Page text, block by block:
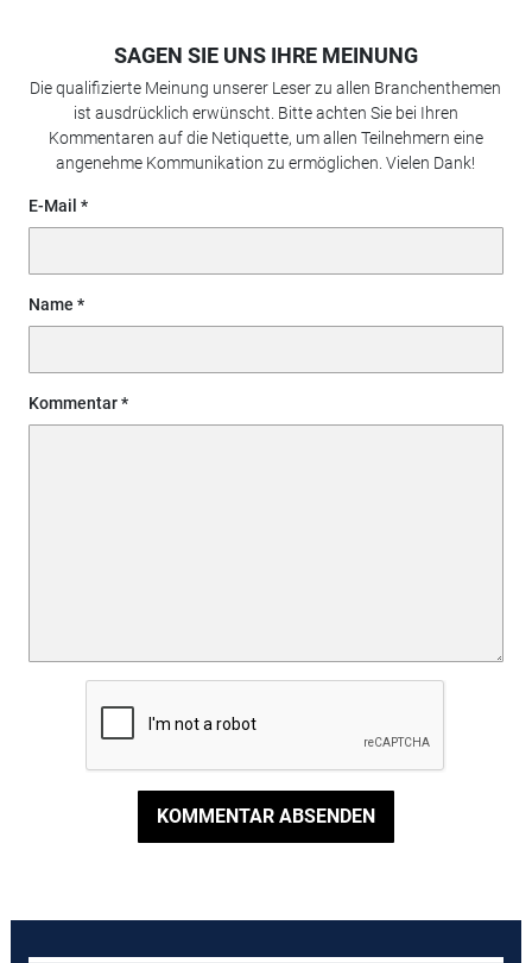
SAGEN SIE UNS IHRE MEINUNG
Die qualifizierte Meinung unserer Leser zu allen Branchenthemen
ist ausdrücklich erwünscht. Bitte achten Sie bei Ihren
Kommentaren auf die Netiquette, um allen Teilnehmern eine
angenehme Kommunikation zu ermöglichen. Vielen Dank!
E-Mail
Name
Kommentar
KOMMENTAR ABSENDEN